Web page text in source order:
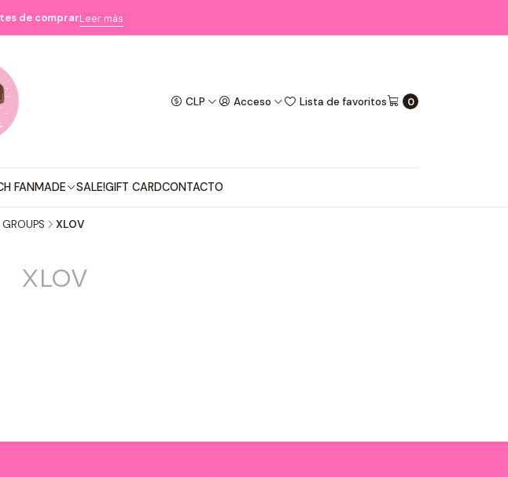
CLP Acceso Lista de favoritos 0
FANMADE SALE!GIFT CARDCONTACTO
de comprarLeer más
XLOV
XLOV